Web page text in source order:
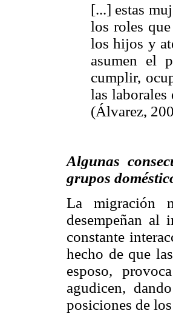
[...] estas
los roles
los hijos y
asumen el
cumplir,
las laborales
(Álvarez,
Algunas
grupos
La migración
desempeñan al
constante
hecho de que
esposo,
agudicen,
posiciones de